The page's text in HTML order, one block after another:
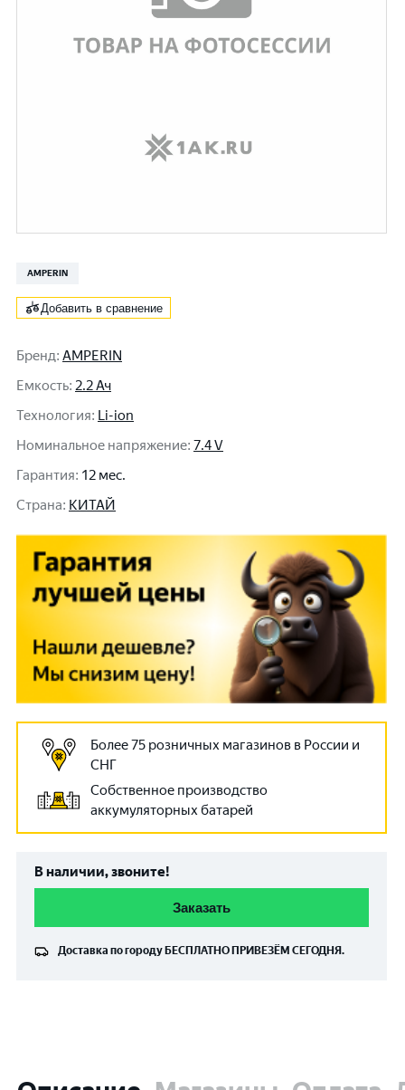
AMPERIN
Добавить в сравнение
Бренд: AMPERIN
Емкость: 2.2 Ач
Технология: Li-ion
Номинальное напряжение: 7.4 V
Гарантия: 12 мес.
Cтрана: КИТАЙ
Более 75 розничных магазинов в России и
СНГ
Собственное производство
аккумуляторных батарей
В наличии, звоните!
Заказать
Доставка по городу БЕСПЛАТНО ПРИВЕЗЁМ СЕГОДНЯ.